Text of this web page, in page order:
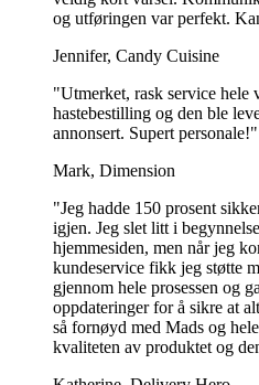
og budsjetter.
Er disse koppene
Våre Express-pappkopper er
drikke og snacks, men er ikke
ikke med PE-belegg.
drikker?
Ingen pappkopper som
alkohol. Mange av kundene våre
med å bruke koppene til drikker
%. Hvor godt koppene holder, kan
faktorer, for eksempel type
drikken er kullsyreholdig,
håndteres eller ristes. Vi anbefaler
og utføringen var perfekt.
Jennifer, Candy Cuisine
"Utmerket, rask service hele
hastebestilling og den ble
annonsert. Supert personale!"
Mark, Dimension
"Jeg hadde 150 prosent
igjen. Jeg slet litt i
hjemmesiden, men når jeg
kundeservice fikk jeg støtte
gjennom hele prosessen og
oppdateringer for å sikre at
så fornøyd med Mads og
kvaliteten av produktet og